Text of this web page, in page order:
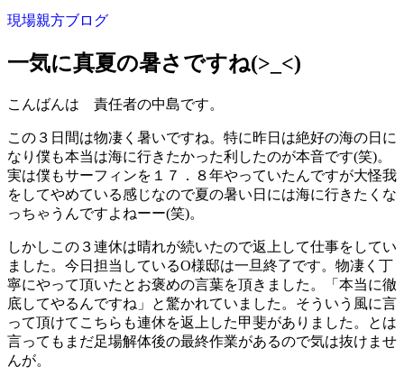
現場親方ブログ
一気に真夏の暑さですね(>_<)
こんばんは 責任者の中島です。
この３日間は物凄く暑いですね。特に昨日は絶好の海の日に
なり僕も本当は海に行きたかった利したのが本音です(笑)。
実は僕もサーフィンを１７．８年やっていたんですが大怪我
をしてやめている感じなので夏の暑い日には海に行きたくな
っちゃうんですよねーー(笑)。
しかしこの３連休は晴れが続いたので返上して仕事をしてい
ました。今日担当しているO様邸は一旦終了です。物凄く丁
寧にやって頂いたとお褒めの言葉を頂きました。「本当に徹
底してやるんですね」と驚かれていました。そういう風に言
って頂けてこちらも連休を返上した甲斐がありました。とは
言ってもまだ足場解体後の最終作業があるので気は抜けませ
んが。